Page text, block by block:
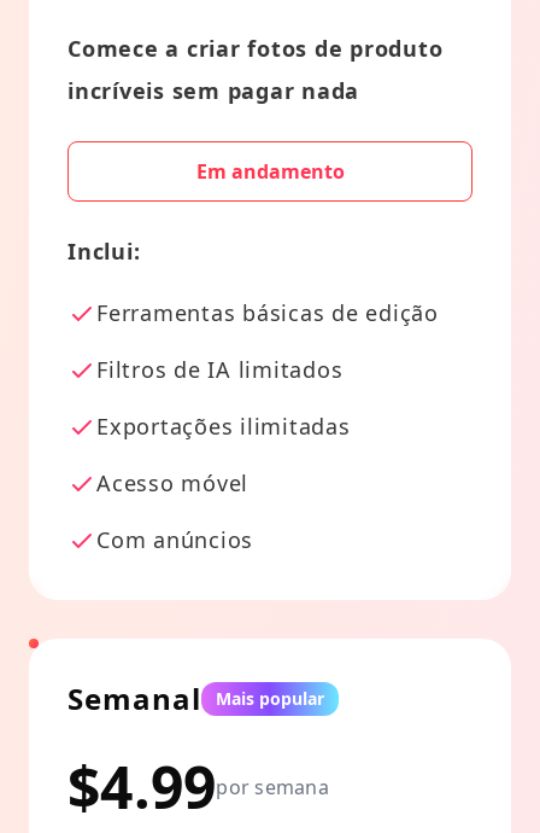
Comece a criar fotos de produto
incríveis sem pagar nada
Em andamento
Inclui:
Ferramentas básicas de edição
Filtros de IA limitados
Exportações ilimitadas
Acesso móvel
Com anúncios
Semanal Mais popular
$4.99por semana